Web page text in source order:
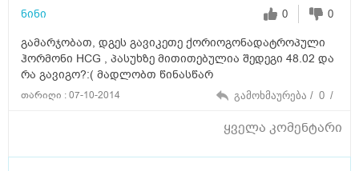
ნინი 0 0
გამარჯობათ, დგეს გავიკეთე ქორიოგონადატროპული
ჰორმონი HCG , პასუხზე მითითებულია შედეგი 48.02 და
რა გავიგო?:( მადლობთ წინასწარ
თარიღი : 07-10-2014 გამოხმაურება / 0 /
ყველა კომენტარი